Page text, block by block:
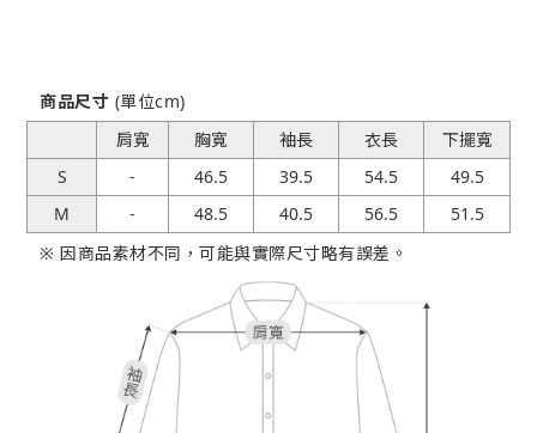
商品尺寸 (單位cm)
肩寬
胸寬 袖長 衣長
下擺寬
S
- 46.5 39.5 54.5
49.5
M
- 48.5 40.5 56.5
51.5
※ 因商品素材不同，可能與實際尺寸略有誤差。